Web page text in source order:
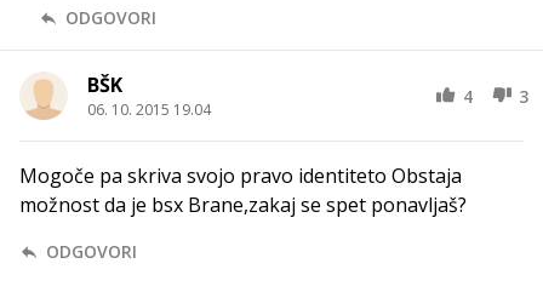
ODGOVORI
BŠK
06. 10. 2015 19.04
4 3
Mogoče pa skriva svojo pravo identiteto Obstaja
možnost da je bsx Brane,zakaj se spet ponavljaš?
ODGOVORI